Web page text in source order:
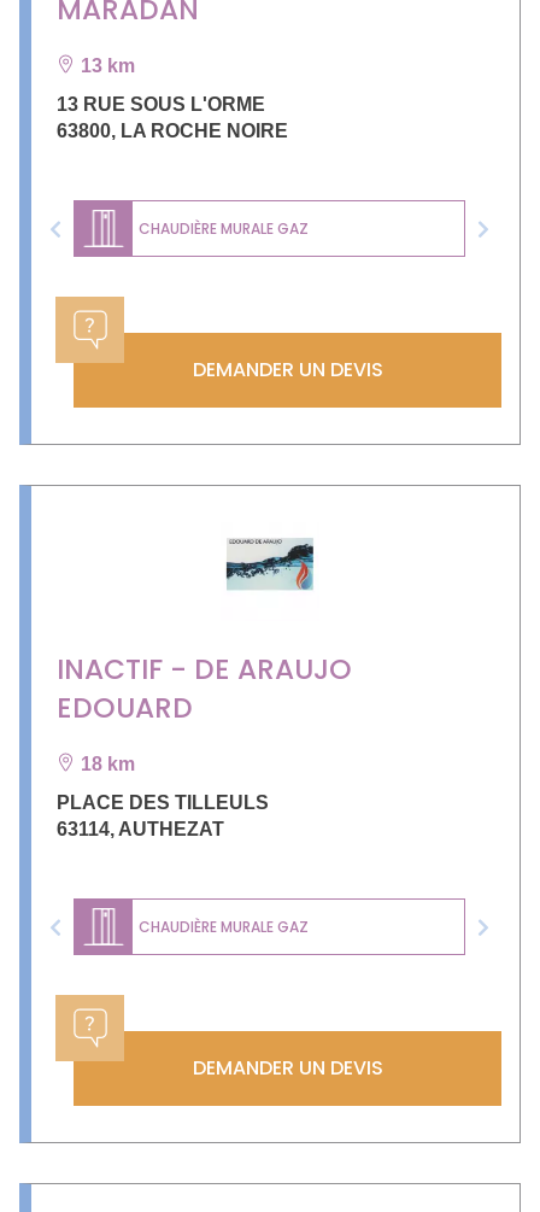
MARADAN
13 km
13 RUE SOUS L'ORME
63800, LA ROCHE NOIRE
CHAUDIÈRE MURALE GAZ
Previous Next
DEMANDER UN DEVIS
INACTIF - DE ARAUJO
EDOUARD
18 km
PLACE DES TILLEULS
63114, AUTHEZAT
CHAUDIÈRE MURALE GAZ
Previous Next
DEMANDER UN DEVIS